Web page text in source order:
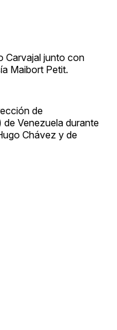
Carvajal junto con
Maibort Petit.
de
Venezuela durante
Chávez y de